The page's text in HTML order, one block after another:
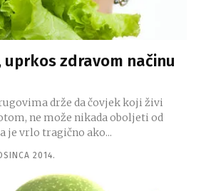
zdravom načinu
drže da čovjek koji živi
ne može nikada oboljeti od
je vrlo tragično ako...
2014.